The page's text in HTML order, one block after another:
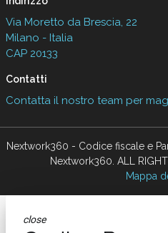
Via Moretto da Brescia, 22
Milano - Italia
CAP 20133
Contatti
Contatta il nostro team per
Nextwork360 - Codice fiscale e
Nextwork360. ALL
Mappa
close